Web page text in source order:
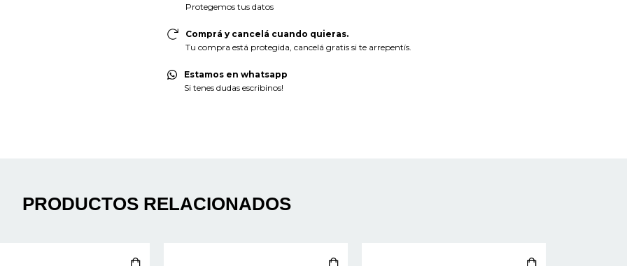
Protegemos tus datos
Comprá y cancelá cuando quieras.
Tu compra está protegida, cancelá gratis si te arrepentís.
Estamos en whatsapp
Si tenes dudas escribinos!
PRODUCTOS RELACIONADOS